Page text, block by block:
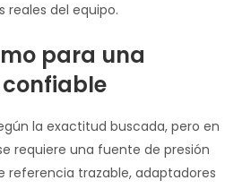
del equipo.
para una
la exactitud buscada, pero en
requiere una fuente de presión
referencia trazable, adaptadores